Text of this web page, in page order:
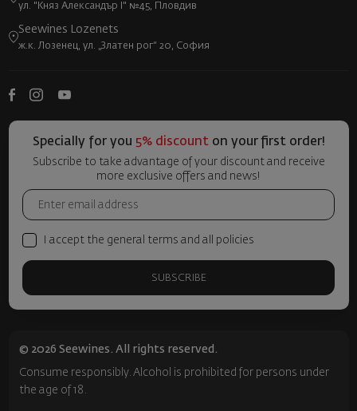
ул. "Княз Александър I" №45, Пловдив
Seewines Lozenets
ж.к. Лозенец, ул. „Златен рог“ 20, София
Specially for you 5% discount on your first order!
Subscribe to take advantage of your discount and receive
more exclusive offers and news!
I accept the general terms and all policies
SUBSCRIBE
© 2026 Seewines. All rights reserved.
Consume responsibly. Alcohol is prohibited for persons under
the age of 18.